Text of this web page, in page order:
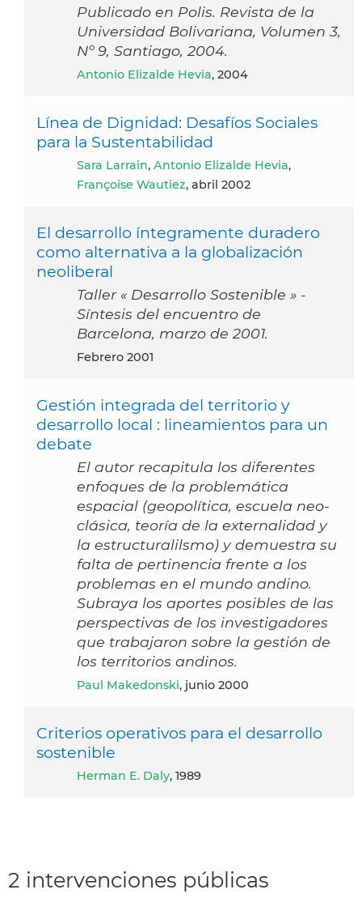
Publicado en Polis. Revista de la
Universidad Bolivariana, Volumen 3,
Nº 9, Santiago, 2004.
Antonio Elizalde Hevia, 2004
Línea de Dignidad: Desafíos Sociales
para la Sustentabilidad
Sara Larrain, Antonio Elizalde Hevia,
Françoise Wautiez, abril 2002
El desarrollo íntegramente duradero
como alternativa a la globalización
neoliberal
Taller « Desarrollo Sostenible » -
Síntesis del encuentro de
Barcelona, marzo de 2001.
febrero 2001
Gestión integrada del territorio y
desarrollo local : lineamientos para un
debate
El autor recapitula los diferentes
enfoques de la problemática
espacial (geopolítica, escuela neo-
clásica, teoría de la externalidad y
la estructuralilsmo) y demuestra su
falta de pertinencia frente a los
problemas en el mundo andino.
Subraya los aportes posibles de las
perspectivas de los investigadores
que trabajaron sobre la gestión de
los territorios andinos.
Paul Makedonski, junio 2000
Criterios operativos para el desarrollo
sostenible
Herman E. Daly, 1989
2 intervenciones públicas